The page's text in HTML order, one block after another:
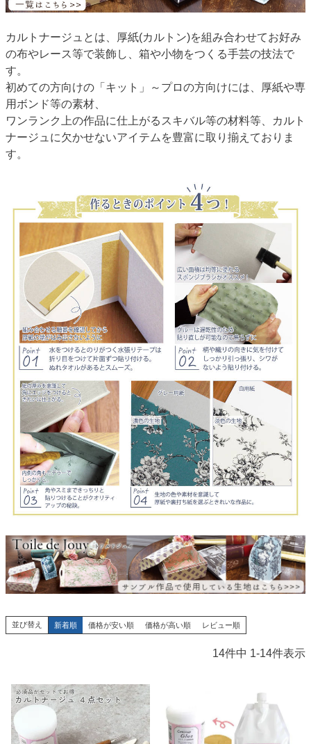
カルトナージュとは、厚紙(カルトン)を組み合わせてお好み
の布やレース等で装飾し、箱や小物をつくる手芸の技法で
す。
初めての方向けの「キット」～プロの方向けには、厚紙や専
用ボンド等の素材、
ワンランク上の作品に仕上がるスキバル等の材料等、カルト
ナージュに欠かせないアイテムを豊富に取り揃えておりま
す。
並び替え 新着順 価格が安い順 価格が高い順 レビュー順
14件中 1-14件表示